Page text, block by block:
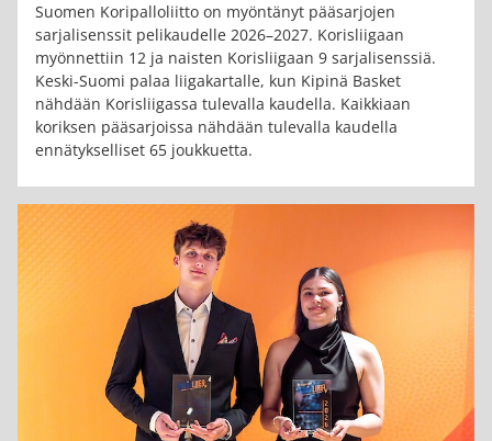
Suomen Koripalloliitto on myöntänyt pääsarjojen
sarjalisenssit pelikaudelle 2026–2027. Korisliigaan
myönnettiin 12 ja naisten Korisliigaan 9 sarjalisenssiä.
Keski-Suomi palaa liigakartalle, kun Kipinä Basket
nähdään Korisliigassa tulevalla kaudella. Kaikkiaan
koriksen pääsarjoissa nähdään tulevalla kaudella
ennätykselliset 65 joukkuetta.